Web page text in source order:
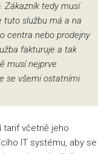
Zákazník tedy musí
tuto službu má a na
centra nebo prodejny
fakturuje a tak
musí nejprve
se všemi ostatními
tarif včetně jeho
IT systému, aby se